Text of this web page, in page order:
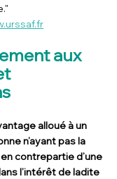
aux
alloué à un
n’ayant pas la
contrepartie d’une
l’intérêt de ladite